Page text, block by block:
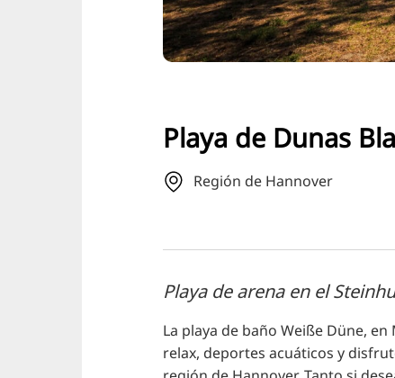
Playa de Dunas
Región de Hannover
Playa de arena en el
La playa de baño Weiße Düne,
relax, deportes acuáticos y